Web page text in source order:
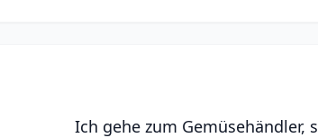
Ich gehe zum